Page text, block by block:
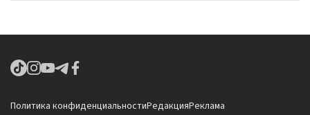
Политика конфиденциальностиРедакцияРеклама